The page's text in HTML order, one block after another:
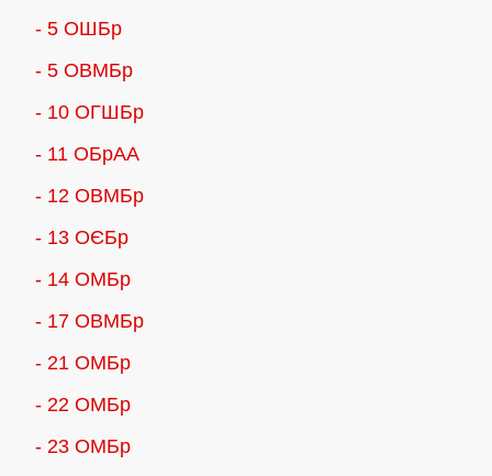
- 5 ОШБр
- 5 ОВМБр
- 10 ОГШБр
- 11 ОБрАА
- 12 ОВМБр
- 13 ОЄБр
- 14 ОМБр
- 17 ОВМБр
- 21 ОМБр
- 22 ОМБр
- 23 ОМБр